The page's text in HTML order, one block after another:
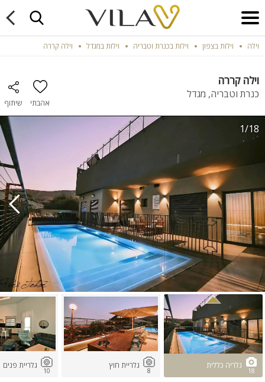
וילה וילות בצפון וילות בכנרת וטבריה וילות במגדל וילה קררה
וילה קררה
כנרת וטבריה, מגדל
אהבתי שיתוף
1/18
18
גלריה כללית
8
גלריית חוץ
10
גלריית פנים